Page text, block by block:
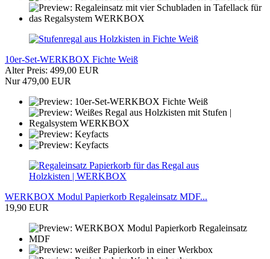
10er-Set-WERKBOX Fichte Weiß
Alter Preis: 499,00 EUR
Nur 479,00 EUR
WERKBOX Modul Papierkorb Regaleinsatz MDF...
19,90 EUR